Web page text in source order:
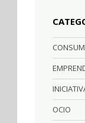
OCIO